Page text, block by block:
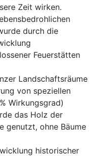
Zeit wirken.
durch die
Feuerstätten
Landschaftsräume
von speziellen
Wirkungsgrad)
das Holz der
genutzt, ohne Bäume
historischer